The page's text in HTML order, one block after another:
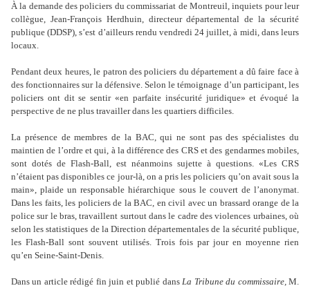
À la demande des policiers du commissariat de Montreuil, inquiets pour leur
collègue, Jean-François Herdhuin, directeur départemental de la sécurité
publique (DDSP), s’est d’ailleurs rendu vendredi 24 juillet, à midi, dans leurs
locaux.
Pendant deux heures, le patron des policiers du département a dû faire face à
des fonctionnaires sur la défensive. Selon le témoignage d’un participant, les
policiers ont dit se sentir «en parfaite insécurité juridique» et évoqué la
perspective de ne plus travailler dans les quartiers difficiles.
La présence de membres de la BAC, qui ne sont pas des spécialistes du
maintien de l’ordre et qui, à la différence des CRS et des gendarmes mobiles,
sont dotés de Flash-Ball, est néanmoins sujette à questions. «Les CRS
n’étaient pas disponibles ce jour-là, on a pris les policiers qu’on avait sous la
main», plaide un responsable hiérarchique sous le couvert de l’anonymat.
Dans les faits, les policiers de la BAC, en civil avec un brassard orange de la
police sur le bras, travaillent surtout dans le cadre des violences urbaines, où
selon les statistiques de la Direction départementales de la sécurité publique,
les Flash-Ball sont souvent utilisés. Trois fois par jour en moyenne rien
qu’en Seine-Saint-Denis.
Dans un article rédigé fin juin et publié dansLa Tribune du commissaire,M.